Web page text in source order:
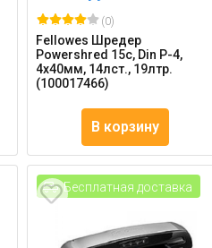
(0)
Fellowes Шредер
Powershred 15c, Din P-4,
4х40мм, 14лст., 19лтр.
(100017466)
В корзину
Бесплатная доставка